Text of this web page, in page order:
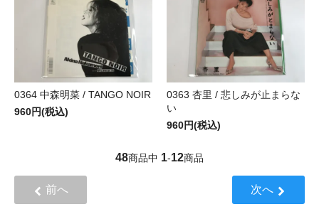
0364 中森明菜 / TANGO NOIR
960円(税込)
0363 杏里 / 悲しみが止まらな
い
960円(税込)
48商品中 1-12商品
前へ 次へ